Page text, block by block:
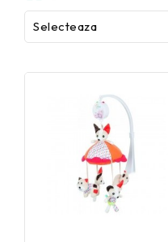
Selecteaza